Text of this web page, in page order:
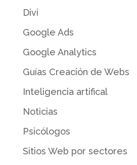
Divi
Google Ads
Google Analytics
Guías Creación de Webs
Inteligencia artifical
Noticias
Psicólogos
Sitios Web por sectores